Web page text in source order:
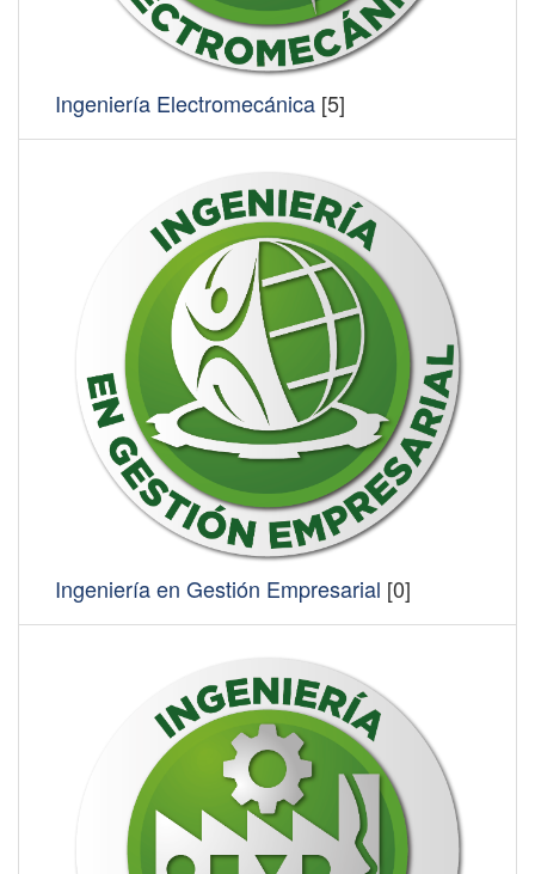
Ingeniería Electromecánica [5]
Ingeniería en Gestión Empresarial [0]